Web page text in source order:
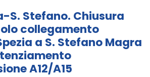
S. Stefano. Chiusura
collegamento
a S. Stefano Magra
A12/A15